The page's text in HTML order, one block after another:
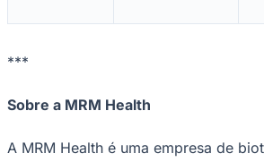
***
Sobre a MRM Health
A MRM Health é uma empresa de